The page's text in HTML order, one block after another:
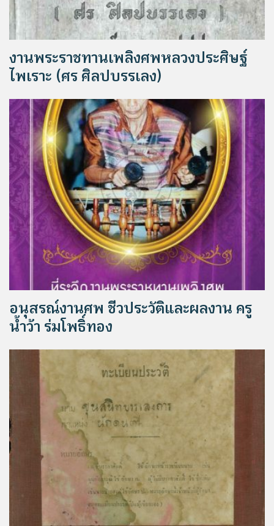
งานพระราชทานเพลิงศพหลวงประศิษฐ์
ไพเราะ (ศร ศิลปบรรเลง)
อนุสรณ์งานศพ ชีวประวัติและผลงาน ครู
น้ำว้า ร่มโพธิ์ทอง